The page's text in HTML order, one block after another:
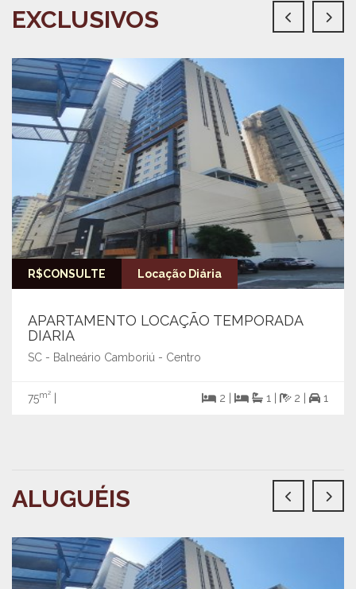
EXCLUSIVOS
R$CONSULTE Locação Diária
APARTAMENTO LOCAÇÃO TEMPORADA
DIARIA
SC - Balneário Camboriú - Centro
75m² 2 | 1 | 2 | 1
ALUGUÉIS